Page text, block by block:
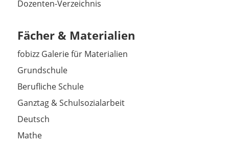
Dozenten-Verzeichnis
Fächer & Materialien
fobizz Galerie für Materialien
Grundschule
Berufliche Schule
Ganztag & Schulsozialarbeit
Deutsch
Mathe